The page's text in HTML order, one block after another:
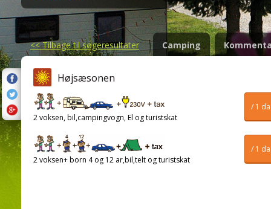
<<Tilbage til søgeresultater Camping
Højsæsonen
/ 1
2 voksen, bil,campingvogn, El og turistskat
/ 1
2 voksen+ born 4 og 12 ar,bil,telt og turistskat